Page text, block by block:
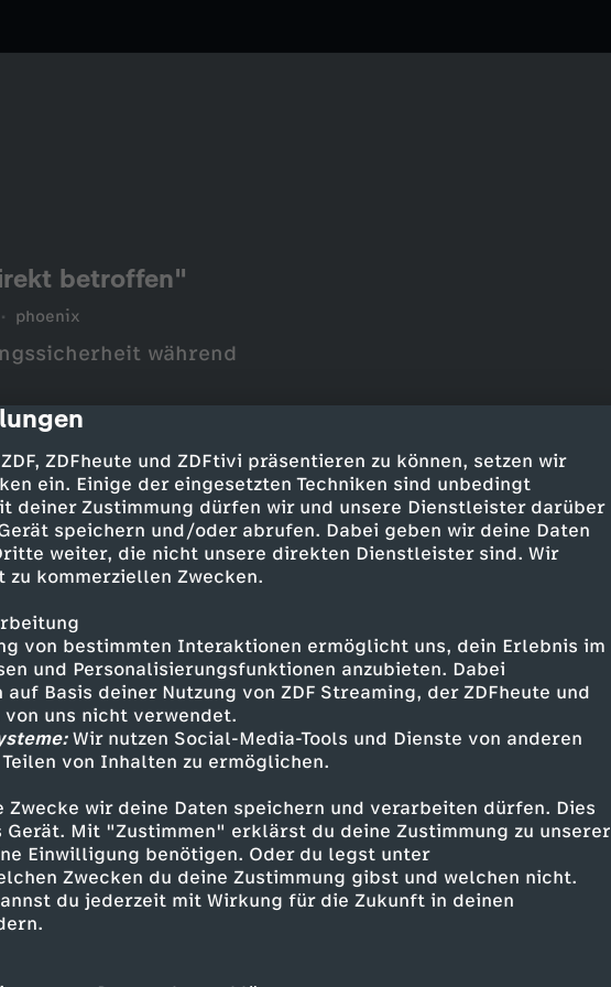
ZDFheute und ZDFtivi präsentieren zu können, setzen wir
ein. Einige der eingesetzten Techniken sind unbedingt
deiner Zustimmung dürfen wir und unsere Dienstleister darüber
speichern und/oder abrufen. Dabei geben wir deine Daten
weiter, die nicht unsere direkten Dienstleister sind. Wir
kommerziellen Zwecken.
von bestimmten Interaktionen ermöglicht uns, dein Erlebnis im
und Personalisierungsfunktionen anzubieten. Dabei
Basis deiner Nutzung von ZDF Streaming, der ZDFheute und
uns nicht verwendet.
Wir nutzen Social-Media-Tools und Dienste von anderen
von Inhalten zu ermöglichen.
wir deine Daten speichern und verarbeiten dürfen. Dies
Mit "Zustimmen" erklärst du deine Zustimmung zu unserer
Einwilligung benötigen. Oder du legst unter
Zwecken du deine Zustimmung gibst und welchen nicht.
du jederzeit mit Wirkung für die Zukunft in deinen
betroffen"
phoenix
während
aufschlussreich phoenix der tag